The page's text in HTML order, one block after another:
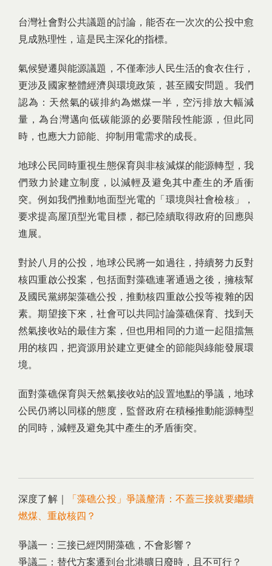
台灣社會對公共議題的討論，能否在一次次的公投中愈
見成熟理性，這是民主深化的指標。
氣候變遷與能源議題，不僅牽涉人民生活的食衣住行，
更涉及國家整體經濟與環境政策，甚至國安問題。我們
認為：天然氣的碳排約為燃煤一半，空污排放大幅減
量，為台灣邁向低碳能源的必要階段性能源，但此同
時，也應大力節能、抑制用電需求的成長。
地球公民同時重視生態保育與非核減煤的能源轉型，我
們致力於建立制度，以減輕及避免其中產生的矛盾衝
突。例如我們推動地面型光電的「環境與社會檢核」，
要求提高屋頂型光電目標，都已陸續取得政府的回應與
進展。
對於八月的公投，地球公民將一如過往，持續努力反對
核四重啟公投案，包括面對藻礁連署通過之後，擁核幫
及國民黨綁架藻礁公投，推動核四重啟公投等複雜的因
素。期望接下來，社會可以共同討論藻礁保育、找到天
然氣接收站的最佳方案，但也用相同的力道一起阻擋無
用的核四，把資源用於建立更健全的節能與綠能發展環
境。
面對藻礁保育與天然氣接收站的設置地點的爭議，地球
公民仍將以同樣的態度，監督政府在積極推動能源轉型
的同時，減輕及避免其中產生的矛盾衝突。
深度了解｜
「藻礁公投」爭議釐清：不蓋三接就要繼續
燃煤、重啟核四？
爭議一：三接已經閃開藻礁，不會影響？
爭議二：替代方案遷到台北港曠日廢時，且不可行？